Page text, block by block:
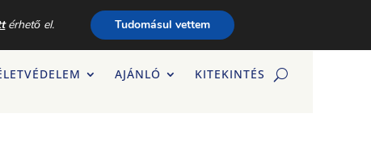
AJÁNLÓ KITEKINTÉS
érhető el. Tudomásul vettem